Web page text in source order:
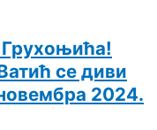
Грухоњића!
се диви
новембра 2024.